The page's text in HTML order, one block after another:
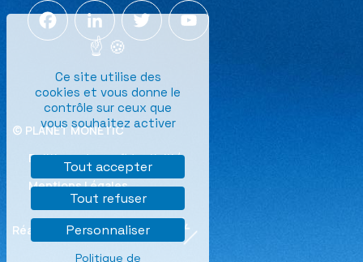
Facebook LinkedIn Twitter
© PLANET MONETIC
Politique de confidentialité
Mentions Légales
Réalisation
Ce site utilise des
cookies et vous donne le
contrôle sur ceux que
vous souhaitez activer
Tout accepter
Tout refuser
Personnaliser
Politique de